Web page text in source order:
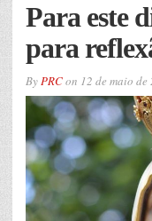
Para este
para
ByPRCon 12 de maio de